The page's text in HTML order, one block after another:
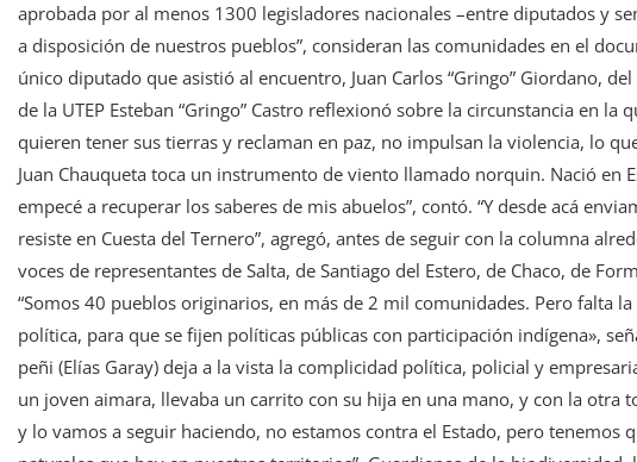
aprobada por al menos 1300 legisladores nacionales –entre diputados y
a disposición de nuestros pueblos”, consideran las comunidades en el
único diputado que asistió al encuentro, Juan Carlos “Gringo” Giordano,
de la UTEP Esteban “Gringo” Castro reflexionó sobre la circunstancia en la
quieren tener sus tierras y reclaman en paz, no impulsan la violencia, lo
Juan Chauqueta toca un instrumento de viento llamado norquin. Nació en
empecé a recuperar los saberes de mis abuelos”, contó. “Y desde acá
resiste en Cuesta del Ternero”, agregó, antes de seguir con la columna
voces de representantes de Salta, de Santiago del Estero, de Chaco, de
“Somos 40 pueblos originarios, en más de 2 mil comunidades. Pero falta
política, para que se fijen políticas públicas con participación indígena»,
peñi (Elías Garay) deja a la vista la complicidad política, policial y
un joven aimara, llevaba un carrito con su hija en una mano, y con la otra
y lo vamos a seguir haciendo, no estamos contra el Estado, pero tenemos